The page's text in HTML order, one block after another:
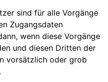
sind für alle Vorgänge
Zugangsdaten
wenn diese Vorgänge
und diesen Dritten der
vorsätzlich oder grob